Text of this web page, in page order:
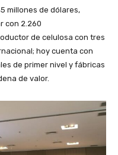
millones de dólares,
con 2.260
de celulosa con tres
hoy cuenta con
de primer nivel y fábricas
de valor.